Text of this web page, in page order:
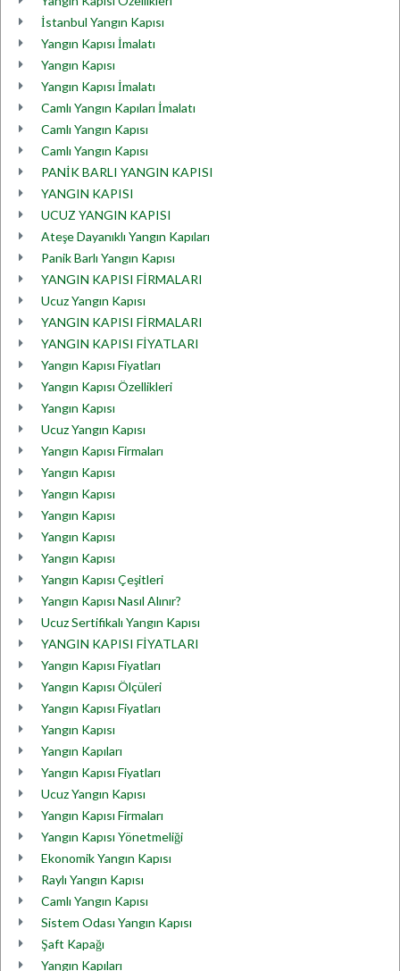
İstanbul Yangın Kapısı
Yangın Kapısı İmalatı
Yangın Kapısı
Yangın Kapısı İmalatı
Camlı Yangın Kapıları İmalatı
Camlı Yangın Kapısı
Camlı Yangın Kapısı
PANİK BARLI YANGIN KAPISI
YANGIN KAPISI
UCUZ YANGIN KAPISI
Ateşe Dayanıklı Yangın Kapıları
Panik Barlı Yangın Kapısı
YANGIN KAPISI FİRMALARI
Ucuz Yangın Kapısı
YANGIN KAPISI FİRMALARI
YANGIN KAPISI FİYATLARI
Yangın Kapısı Fiyatları
Yangın Kapısı Özellikleri
Yangın Kapısı
Ucuz Yangın Kapısı
Yangın Kapısı Firmaları
Yangın Kapısı
Yangın Kapısı
Yangın Kapısı
Yangın Kapısı
Yangın Kapısı
Yangın Kapısı Çeşitleri
Yangın Kapısı Nasıl Alınır?
Ucuz Sertifikalı Yangın Kapısı
YANGIN KAPISI FİYATLARI
Yangın Kapısı Fiyatları
Yangın Kapısı Ölçüleri
Yangın Kapısı Fiyatları
Yangın Kapısı
Yangın Kapıları
Yangın Kapısı Fiyatları
Ucuz Yangın Kapısı
Yangın Kapısı Firmaları
Yangın Kapısı Yönetmeliği
Ekonomik Yangın Kapısı
Raylı Yangın Kapısı
Camlı Yangın Kapısı
Sistem Odası Yangın Kapısı
Şaft Kapağı
Yangın Kapıları